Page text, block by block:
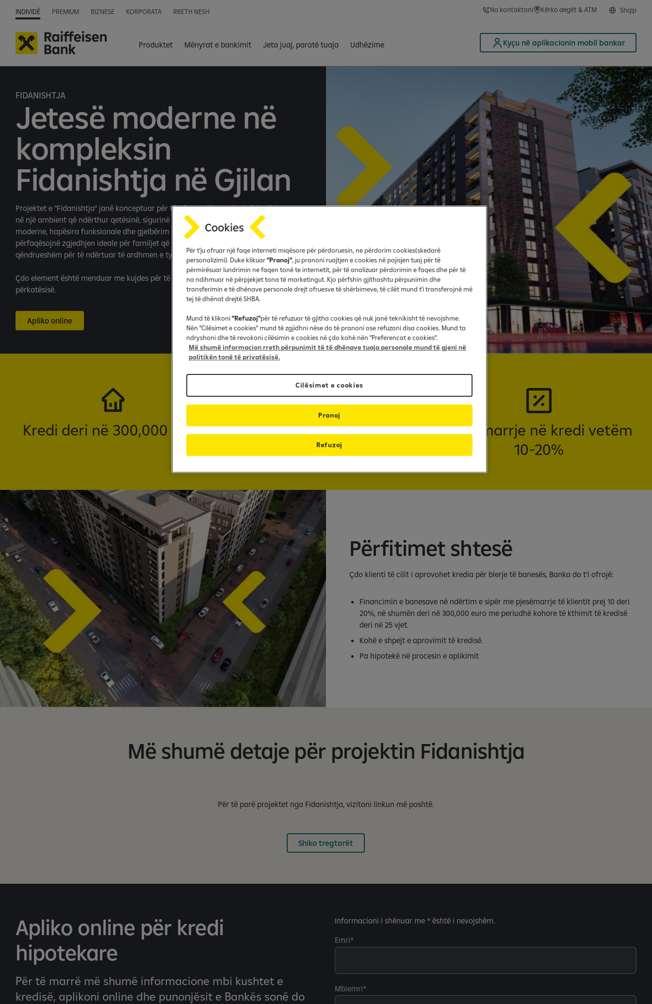
INDIVIDË PREMIUM BIZNESE KORPORATA RRETH NESH Na kontaktoni Kërko degët & ATM Shqip
Produktet Mënyrat e bankimit Jeta juaj, paratë tuaja Udhëzime Kyçu në aplikacionin mobil bankar
FIDANISHTJA
Jetesë moderne në
kompleksin
Fidanishtja në Gjilan
Projektet e "Fidanishtja" janë konceptuar për të ofruar një standard të lartë jetese,
në një ambient që ndërthur qetësinë, sigurinë dhe komoditetin.Me arkitekturë
moderne, hapësira funksionale dhe gjelbërim natyror përreth, këto projekte
përfaqësojnë zgjedhjen ideale për familjet që kërkojnë një vend të rehatshëm dhe të
qëndrueshëm për të ndërtuar të ardhmen e tyre.
Çdo element është menduar me kujdes për të krijuar ndjesinë e ngrohtësisë dhe
përkatësisë.
Apliko online
Kredi deri në 300,000 euro Afati i kthimit deri në 25 vjet
Pjesëmarrje në kredi vetëm
10-20%
Përfitimet shtesë
Çdo klienti të cilit i aprovohet kredia për blerje të banesës, Banka do t’i ofrojë:
Financimin e banesave në ndërtim e sipër me pjesëmarrje të klientit prej 10 deri
20%, në shumën deri në 300,000 euro me periudhë kohore të kthimit të kredisë
deri në 25 vjet.
Kohë e shpejt e aprovimit të kredisë.
Pa hipotekë në procesin e aplikimit
Më shumë detaje për projektin Fidanishtja
Për të parë projektet nga Fidanishtja, vizitoni linkun më poshtë.
Shiko tregtarët
Apliko online për kredi
hipotekare
Për të marrë më shumë informacione mbi kushtet e
kredisë, aplikoni online dhe punonjësit e Bankës sonë do
Informacioni i shënuar me * është i nevojshëm.
Emri
Mbiemri
Për t'ju ofruar një faqe interneti miqësore për përdoruesin, ne përdorim cookies(skedarë
personalizimi). Duke klikuar"Pranoj", ju pranoni ruajtjen e cookies në pajisjen tuaj për të
përmirësuar lundrimin ne faqen tonë te internetit, për të analizuar përdorimin e faqes dhe për të
na ndihmuar në përpjekjet tona të marketingut. Kjo përfshin gjithashtu përpunimin dhe
transferimin e të dhënave personale drejt ofruesve të shërbimeve, të cilët mund t'i transferojnë më
tej të dhënat drejtë SHBA.
Mund të klikoni"Refuzoj"për të refuzuar të gjitha cookies që nuk janë teknikisht të nevojshme.
Nën "Cilësimet e cookies" mund të zgjidhni nëse do të pranoni ose refuzoni disa cookies. Mund ta
ndryshoni dhe të revokoni cilësimin e cookies në çdo kohë nën "Preferencat e cookies".
Më shumë informacion rreth përpunimit të të dhënave tuaja personale mund të gjeni në
politikën tonë të privatësisë.
Cilësimet e cookies
Refuzoj
Pranoj